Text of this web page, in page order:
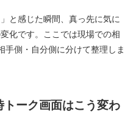
と感じた瞬間、真っ先に気に
化です。ここでは現場での相
手側・自分側に分けて整理しま
ーク画面はこう変わ